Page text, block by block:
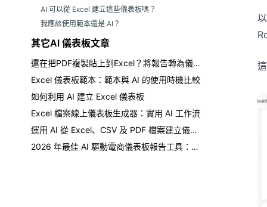
AI 可以從 Excel 建立這些儀表板嗎？
我應該使用範本還是 AI？
其它AI 儀表板文章
還在把PDF複製貼上到Excel？將報告轉為儀表板
Excel 儀表板範本：範本與 AI 的使用時機比較
如何利用 AI 建立 Excel 儀表板
Excel 檔案線上儀表板生成器：實用 AI 工作流
運用 AI 從 Excel、CSV 及 PDF 檔案建立儀表板
2026 年最佳 AI 驅動電商儀表板報告工具：完整購買指南